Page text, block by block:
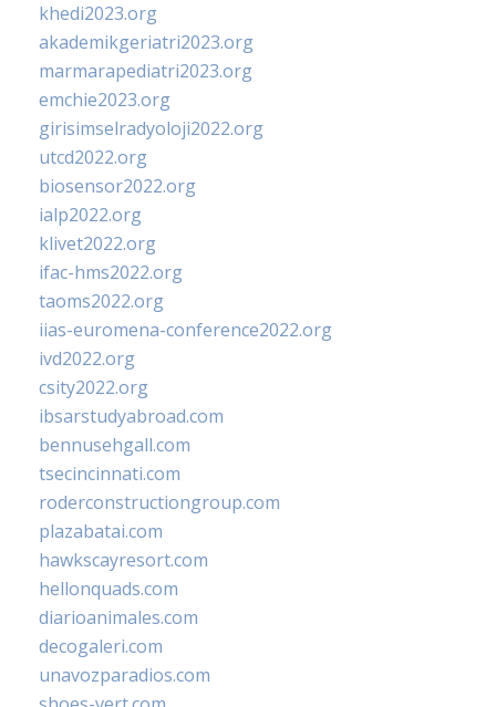
khedi2023.org
akademikgeriatri2023.org
marmarapediatri2023.org
emchie2023.org
girisimselradyoloji2022.org
utcd2022.org
biosensor2022.org
ialp2022.org
klivet2022.org
ifac-hms2022.org
taoms2022.org
iias-euromena-conference2022.org
ivd2022.org
csity2022.org
ibsarstudyabroad.com
bennusehgall.com
tsecincinnati.com
roderconstructiongroup.com
plazabatai.com
hawkscayresort.com
hellonquads.com
diarioanimales.com
decogaleri.com
unavozparadios.com